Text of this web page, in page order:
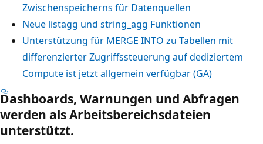
Zwischenspeicherns für Datenquellen
Neue listagg und string_agg Funktionen
Unterstützung für MERGE INTO zu Tabellen mit
differenzierter Zugriffssteuerung auf dediziertem
Compute ist jetzt allgemein verfügbar (GA)
Dashboards, Warnungen und Abfragen
werden als Arbeitsbereichsdateien
unterstützt.